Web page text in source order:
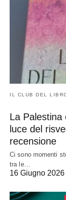
IL CLUB DEL
La Palestina
luce del
recensione
Ci sono momenti
tra le…
16 Giugno 2026